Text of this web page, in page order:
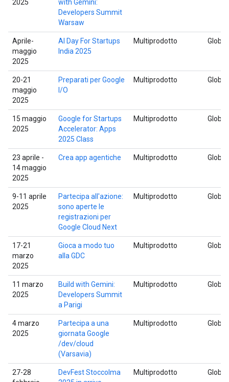
2025
with Gemini:
Developers Summit
Warsaw
Aprile-
maggio
2025
AI Day For Startups
India 2025
Multiprodotto
20-21
maggio
2025
Preparati per Google
I/O
Multiprodotto
15 maggio
2025
Google for Startups
Accelerator: Apps
2025 Class
Multiprodotto
23 aprile -
14 maggio
2025
Crea app agentiche Multiprodotto
9-11 aprile
2025
Partecipa all'azione:
sono aperte le
registrazioni per
Google Cloud Next
Multiprodotto
17-21
marzo
2025
Gioca a modo tuo
alla GDC
Multiprodotto
11 marzo
2025
Build with Gemini:
Developers Summit
a Parigi
Multiprodotto
4 marzo
2025
Partecipa a una
giornata Google
/dev/cloud
(Varsavia)
Multiprodotto
27-28
DevFest Stoccolma
Multiprodotto